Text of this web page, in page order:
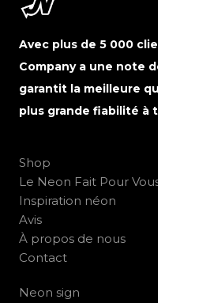
Avec plus de 5 000 clients
Company a une note de 5
garantit la meilleure qualité, le
plus grande fiabilité à tout
Shop
Le Neon Fait Pour Vous
Inspiration néon
Avis
À propos de nous
Contact
Neon sign